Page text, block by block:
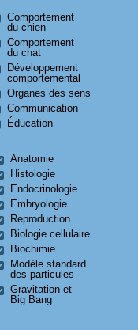
Comportement
du chien
Comportement
du chat
Développement
comportemental
Organes des sens
Communication
Éducation
Anatomie
Histologie
Endocrinologie
Embryologie
Reproduction
Biologie cellulaire
Biochimie
Modèle standard
des particules
Gravitation et
Big Bang